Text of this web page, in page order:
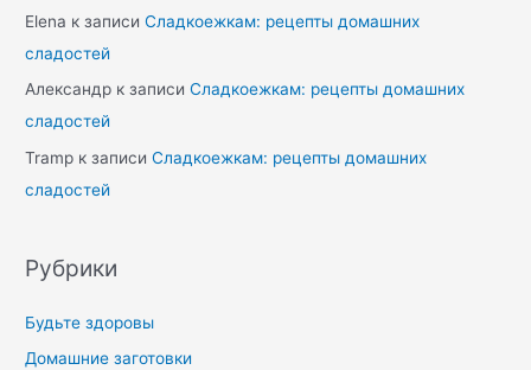
Elena к записиСладкоежкам: рецепты домашних
сладостей
Александр к записиСладкоежкам: рецепты домашних
сладостей
Tramp к записиСладкоежкам: рецепты домашних
сладостей
Рубрики
Будьте здоровы
Домашние заготовки